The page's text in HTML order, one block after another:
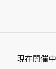
現在開催